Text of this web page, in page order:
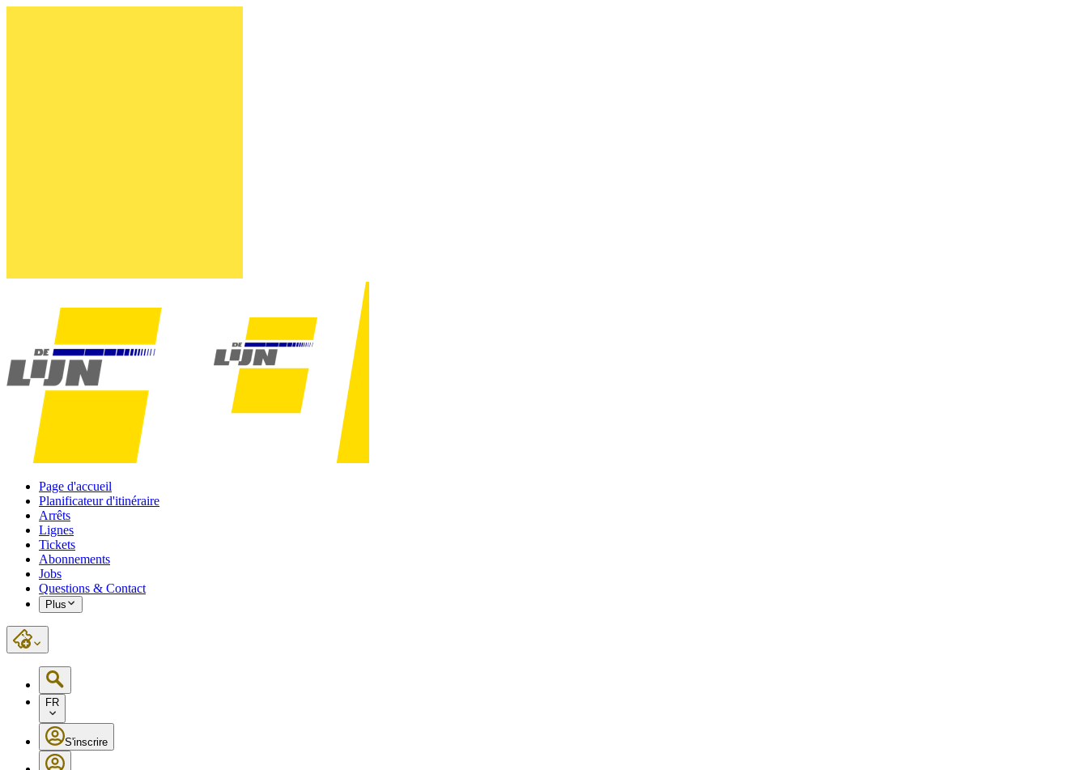
Page d'accueil
Planificateur d'itinéraire
Arrêts
Lignes
Tickets
Abonnements
Jobs
Questions & Contact
Plus
FR
S'inscrire